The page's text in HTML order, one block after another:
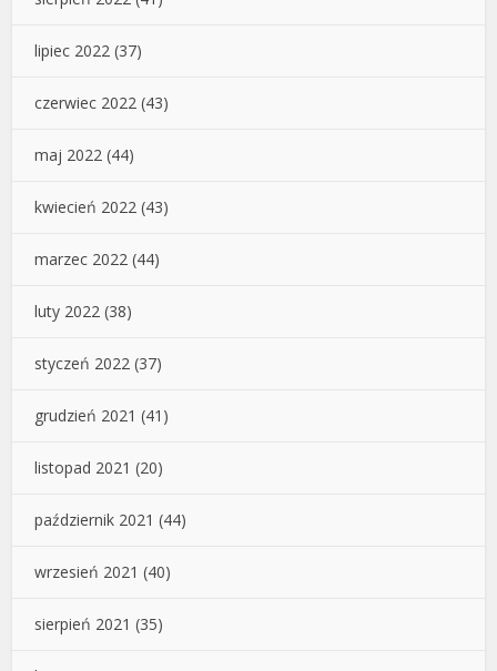
lipiec 2022 (37)
czerwiec 2022 (43)
maj 2022 (44)
kwiecień 2022 (43)
marzec 2022 (44)
luty 2022 (38)
styczeń 2022 (37)
grudzień 2021 (41)
listopad 2021 (20)
październik 2021 (44)
wrzesień 2021 (40)
sierpień 2021 (35)